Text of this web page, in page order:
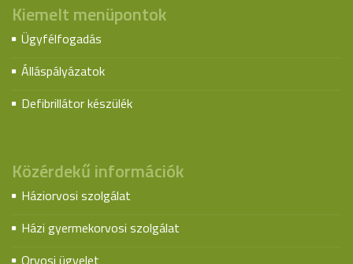
Kiemelt menüpontok
Ügyfélfogadás
Álláspályázatok
Defibrillátor készülék
Közérdekű információk
Háziorvosi szolgálat
Házi gyermekorvosi szolgálat
Orvosi ügyelet